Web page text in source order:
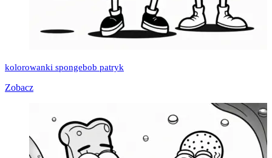
kolorowanki spongebob patryk
Zobacz